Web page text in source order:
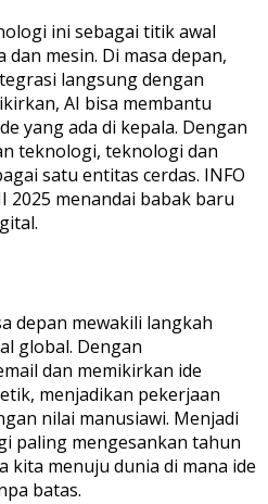
ini sebagai titik awal
mesin. Di masa depan,
langsung dengan
AI bisa membantu
yang ada di kepala. Dengan
teknologi, teknologi dan
satu entitas cerdas. INFO
2025 menandai babak baru
depan mewakili langkah
global. Dengan
dan memikirkan ide
menjadikan pekerjaan
nilai manusiawi. Menjadi
paling mengesankan tahun
kita menuju dunia di mana ide
batas.